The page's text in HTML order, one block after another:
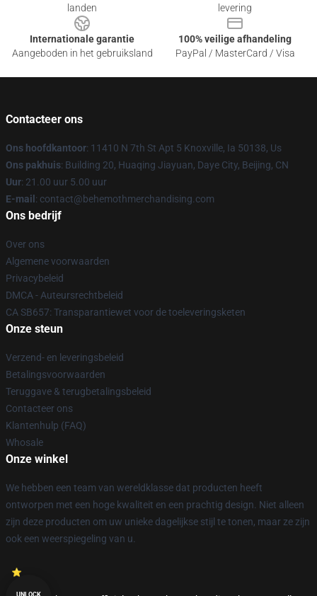
landen
levering
Internationale garantie
Aangeboden in het gebruiksland
100% veilige afhandeling
PayPal / MasterCard / Visa
Contacteer ons
Ons hoofdkantoor: 11410 N 7th St Apt 5 Knoxville, Ia 50138, Us
Ons pakhuis: Building 20, Huaqing Jiayuan, Daye City, Beijing, CN
Uur: 21.00 uur 5.00 uur
E-mail : contact@behemothmerchandising.com
Ons bedrijf
Over ons
Algemene voorwaarden
Privacybeleid
DMCA - Auteursrechtbeleid
CA SB657: Transparantiewet voor de toeleveringsketen
Onze steun
Verzend- en leveringsbeleid
Betalingsvoorwaarden
Teruggave & terugbetalingsbeleid
Contacteer ons
Klantenhulp (FAQ)
Whosale
Onze winkel
We hebben een team van wereldklasse dat producten heeft
ontworpen met een hoge kwaliteit en een prachtig design. Niet alleen
zijn deze producten om uw unieke dagelijkse stijl te tonen, maar ze zijn
ook een weerspiegeling van u.
UNLOCK